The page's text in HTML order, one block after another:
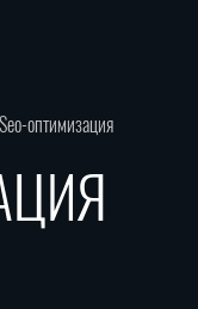
Seo-оптимизация